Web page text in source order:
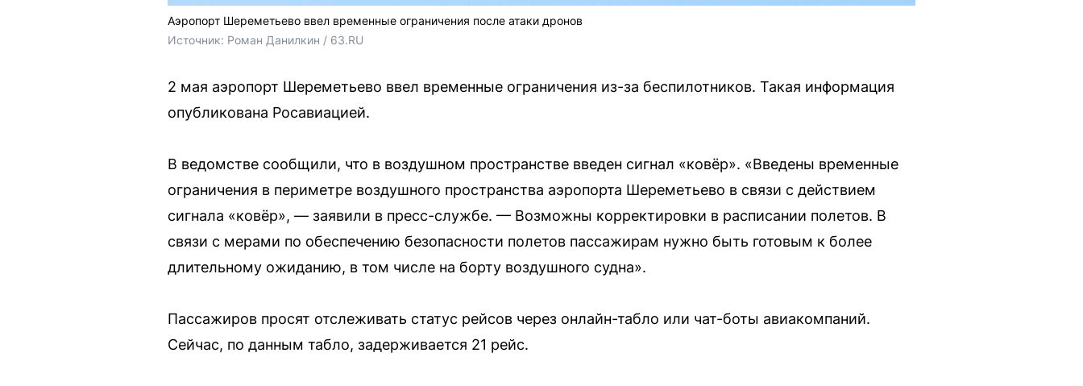
Аэропорт Шереметьево ввел временные ограничения после атаки дронов
Источник: Роман Данилкин / 63.RU
2 мая аэропорт Шереметьево ввел временные ограничения из-за беспилотников. Такая информация
опубликована Росавиацией.
В ведомстве сообщили, что в воздушном пространстве введен сигнал «ковёр». «Введены временные
ограничения в периметре воздушного пространства аэропорта Шереметьево в связи с действием
сигнала «ковёр», — заявили в пресс-службе. — Возможны корректировки в расписании полетов. В
связи с мерами по обеспечению безопасности полетов пассажирам нужно быть готовым к более
длительному ожиданию, в том числе на борту воздушного судна».
Пассажиров просят отслеживать статус рейсов через онлайн-табло или чат-боты авиакомпаний.
Сейчас, по данным табло, задерживается 21 рейс.